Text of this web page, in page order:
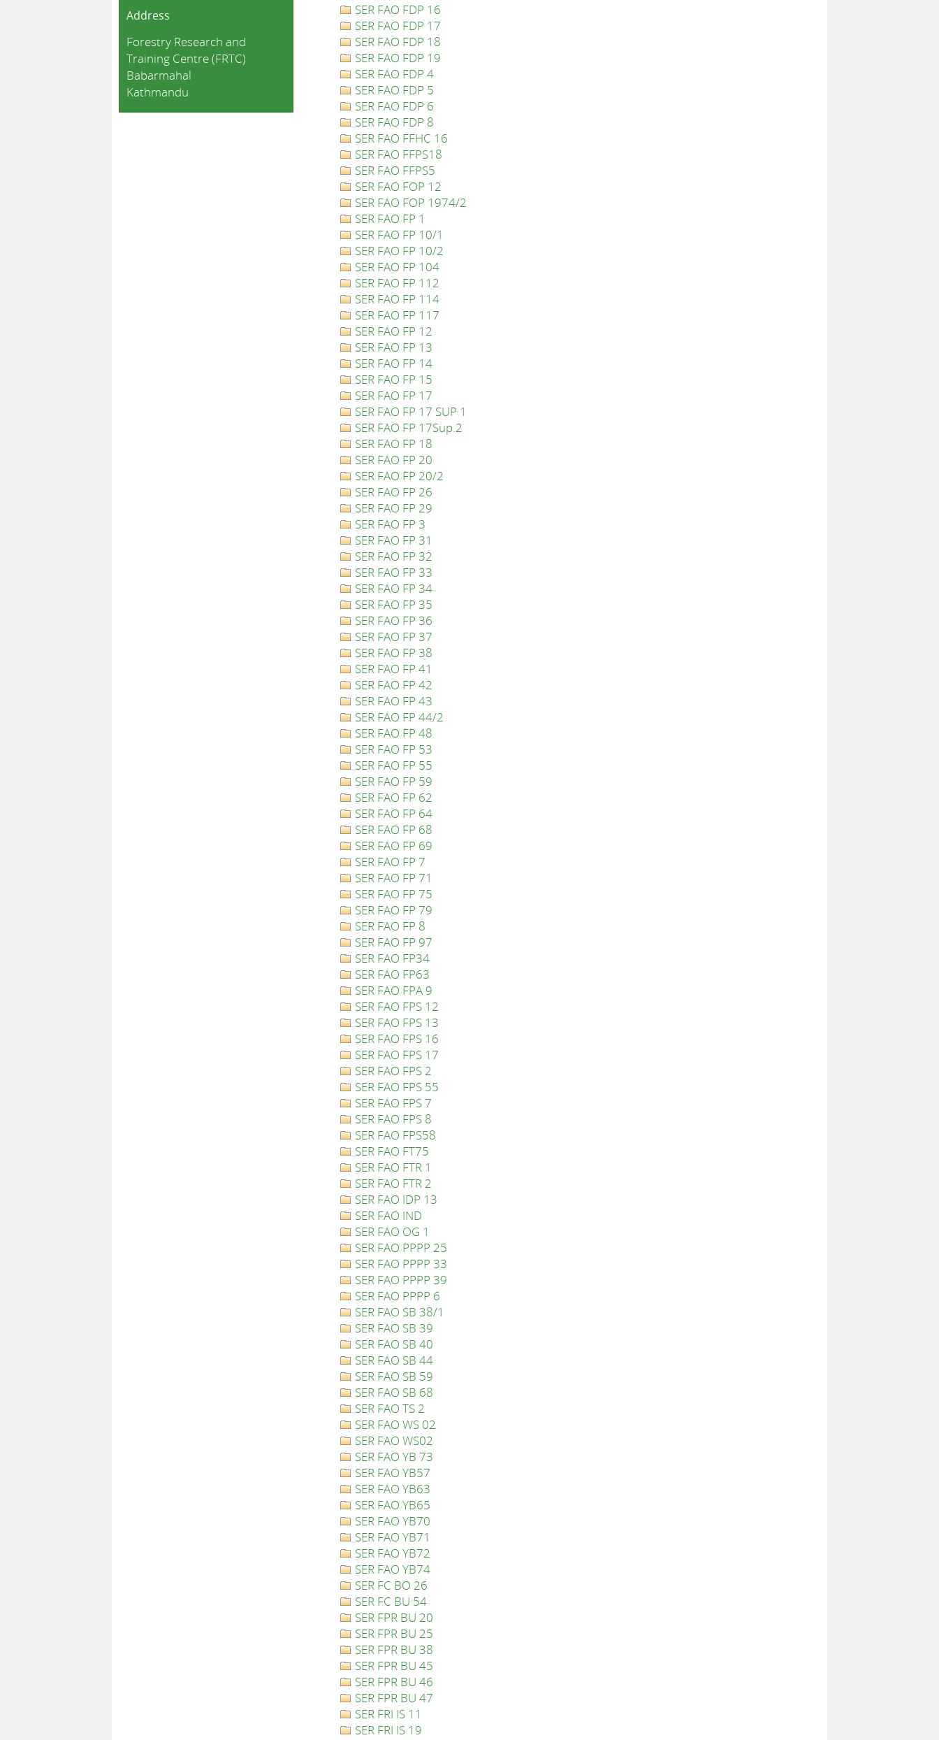
SER FAO FDP 16
SER FAO FDP 17
SER FAO FDP 18
SER FAO FDP 19
SER FAO FDP 4
SER FAO FDP 5
SER FAO FDP 6
SER FAO FDP 8
SER FAO FFHC 16
SER FAO FFPS18
SER FAO FFPS5
SER FAO FOP 12
SER FAO FOP 1974/2
SER FAO FP 1
SER FAO FP 10/1
SER FAO FP 10/2
SER FAO FP 104
SER FAO FP 112
SER FAO FP 114
SER FAO FP 117
SER FAO FP 12
SER FAO FP 13
SER FAO FP 14
SER FAO FP 15
SER FAO FP 17
SER FAO FP 17 SUP 1
SER FAO FP 17Sup.2
SER FAO FP 18
SER FAO FP 20
SER FAO FP 20/2
SER FAO FP 26
SER FAO FP 29
SER FAO FP 3
SER FAO FP 31
SER FAO FP 32
SER FAO FP 33
SER FAO FP 34
SER FAO FP 35
SER FAO FP 36
SER FAO FP 37
SER FAO FP 38
SER FAO FP 41
SER FAO FP 42
SER FAO FP 43
SER FAO FP 44/2
SER FAO FP 48
SER FAO FP 53
SER FAO FP 55
SER FAO FP 59
SER FAO FP 62
SER FAO FP 64
SER FAO FP 68
SER FAO FP 69
SER FAO FP 7
SER FAO FP 71
SER FAO FP 75
SER FAO FP 79
SER FAO FP 8
SER FAO FP 97
SER FAO FP34
SER FAO FP63
SER FAO FPA 9
SER FAO FPS 12
SER FAO FPS 13
SER FAO FPS 16
SER FAO FPS 17
SER FAO FPS 2
SER FAO FPS 55
SER FAO FPS 7
SER FAO FPS 8
SER FAO FPS58
SER FAO FT75
SER FAO FTR 1
SER FAO FTR 2
SER FAO IDP 13
SER FAO IND
SER FAO OG 1
SER FAO PPPP 25
SER FAO PPPP 33
SER FAO PPPP 39
SER FAO PPPP 6
SER FAO SB 38/1
SER FAO SB 39
SER FAO SB 40
SER FAO SB 44
SER FAO SB 59
SER FAO SB 68
SER FAO TS 2
SER FAO WS 02
SER FAO WS02
SER FAO YB 73
SER FAO YB57
SER FAO YB63
SER FAO YB65
SER FAO YB70
SER FAO YB71
SER FAO YB72
SER FAO YB74
SER FC BO 26
SER FC BU 54
SER FPR BU 20
SER FPR BU 25
SER FPR BU 38
SER FPR BU 45
SER FPR BU 46
SER FPR BU 47
SER FRI IS 11
SER FRI IS 19
Address
Forestry Research and
Training Centre (FRTC)
Babarmahal
Kathmandu